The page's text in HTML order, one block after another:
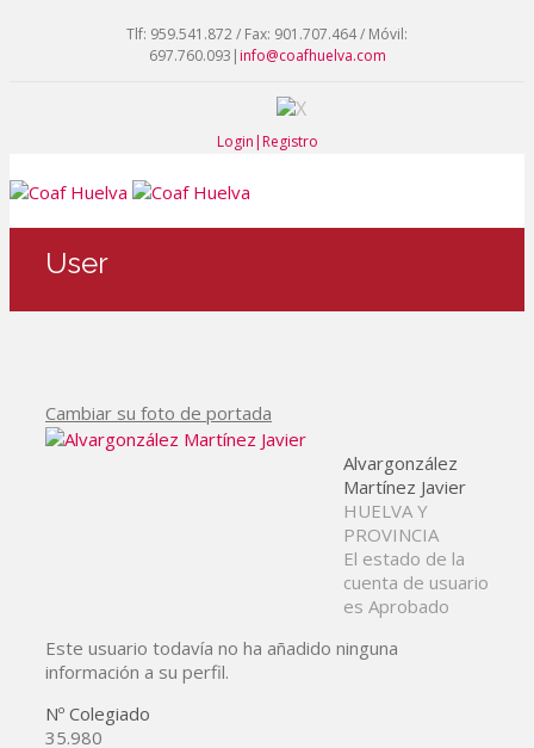
Tlf: 959.541.872 / Fax: 901.707.464 / Móvil:
697.760.093 | info@coafhuelva.com
Login|Registro
User
Cambiar su foto de portada
Alvargonzález
Martínez Javier
HUELVA Y
PROVINCIA
El estado de la
cuenta de usuario
es Aprobado
Este usuario todavía no ha añadido ninguna
información a su perfil.
Nº Colegiado
35.980